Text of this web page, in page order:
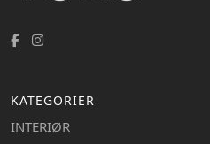
KATEGORIER
INTERIØR